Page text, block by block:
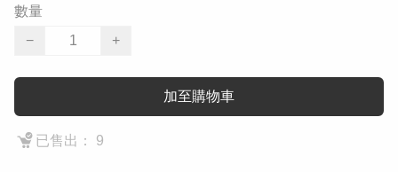
數量
−
+
加至購物車
已售出： 9